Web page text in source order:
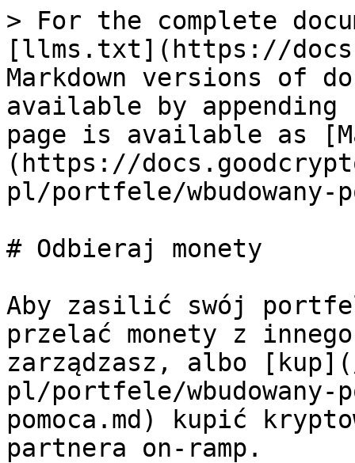
> For the complete
[llms.txt](https://
Markdown versions of
available by
page is available as
(https://
pl/portfele/
# Odbieraj monety
Aby zasilić swój
przelać monety z
zarządzasz, albo
pl/portfele/
pomoca.md) kupić
partnera on-ramp.